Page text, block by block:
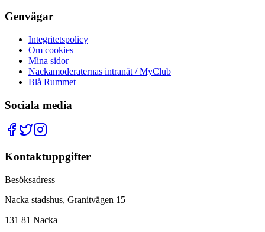
Genvägar
Integritetspolicy
Om cookies
Mina sidor
Nackamoderaternas intranät / MyClub
Blå Rummet
Sociala media
Kontaktuppgifter
Besöksadress
Nacka stadshus, Granitvägen 15
131 81 Nacka